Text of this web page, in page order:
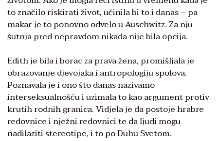
to značilo riskirati život, učinila bi to i danas – pa
makar je to ponovno odvelo u Auschwitz. Za nju
šutnja pred nepravdom nikada nije bila opcija.
Edith je bila i borac za prava žena, promišljala je
obrazovanje djevojaka i antropologiju spolova.
Poznavala je i ono što danas nazivamo
interseksualnošću i uzimala to kao argument protiv
krutih rodnih granica. Vidjela je da postoje hrabre
redovnice i nježni redovnici te da ljudi mogu
nadilaziti stereotipe, i to po Duhu Svetom.